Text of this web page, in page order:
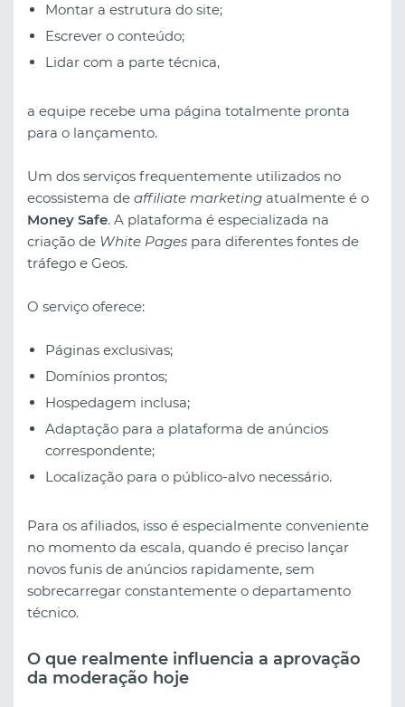
Montar a estrutura do site;
Escrever o conteúdo;
Lidar com a parte técnica,
a equipe recebe uma página totalmente pronta
para o lançamento.
Um dos serviços frequentemente utilizados no
ecossistema de affiliate marketing atualmente é o
Money Safe. A plataforma é especializada na
criação de White Pages para diferentes fontes de
tráfego e Geos.
O serviço oferece:
Páginas exclusivas;
Domínios prontos;
Hospedagem inclusa;
Adaptação para a plataforma de anúncios
correspondente;
Localização para o público-alvo necessário.
Para os afiliados, isso é especialmente conveniente
no momento da escala, quando é preciso lançar
novos funis de anúncios rapidamente, sem
sobrecarregar constantemente o departamento
técnico.
O que realmente influencia a aprovação
da moderação hoje